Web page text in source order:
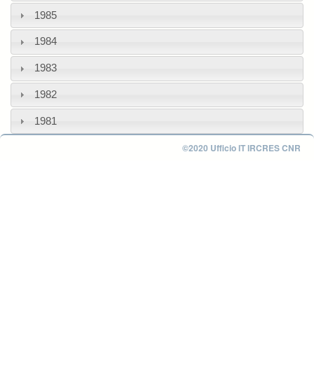
1985
1984
1983
1982
1981
©2020 Ufficio IT IRCRES CNR